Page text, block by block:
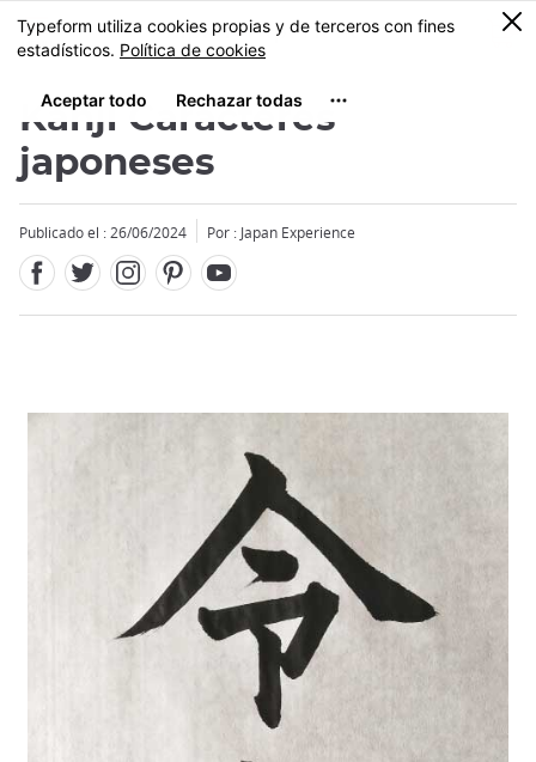
Tamaño
MENU
0
Kanji Caracteres
japoneses
Publicado el : 26/06/2024 Por : Japan Experience